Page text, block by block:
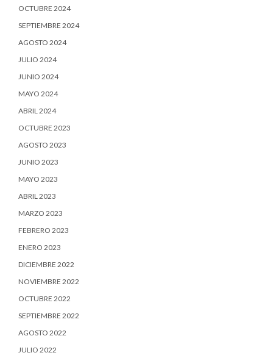
OCTUBRE 2024
SEPTIEMBRE 2024
AGOSTO 2024
JULIO 2024
JUNIO 2024
MAYO 2024
ABRIL 2024
OCTUBRE 2023
AGOSTO 2023
JUNIO 2023
MAYO 2023
ABRIL 2023
MARZO 2023
FEBRERO 2023
ENERO 2023
DICIEMBRE 2022
NOVIEMBRE 2022
OCTUBRE 2022
SEPTIEMBRE 2022
AGOSTO 2022
JULIO 2022